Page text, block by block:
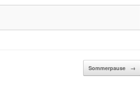
Sommerpause →